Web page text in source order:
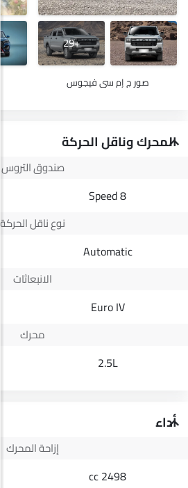
+29
صور ج إم سي فيجوس
المحرك وناقل الحركة
صندوق التروس
8 Speed
نوع ناقل الحركة
Automatic
الانبعاثات
Euro IV
محرك
2.5L
أداء
إزاحة المحرك
2498 cc